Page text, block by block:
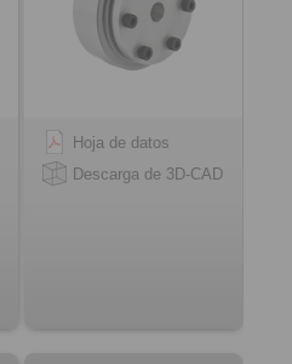
Hoja de datos
Descarga de 3D-CAD